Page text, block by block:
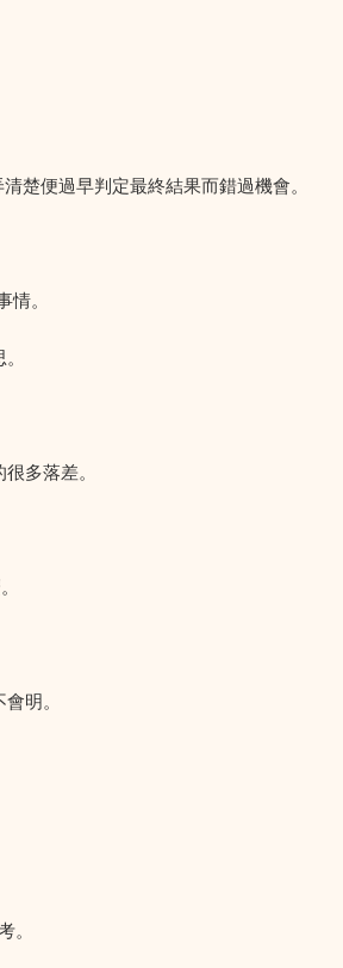
楚便過早判定最終結果而錯過機會。
。
多落差。
明。